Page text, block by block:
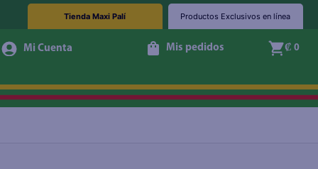
Tienda Maxi Palí Productos Exclusivos en línea
Mis pedidos ₡ 0